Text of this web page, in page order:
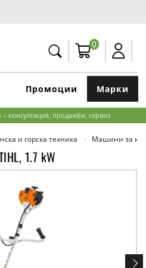
0
Марки
Промоции
консултация, продажби, сервиз
и горска техника Машини за
1.7 kW